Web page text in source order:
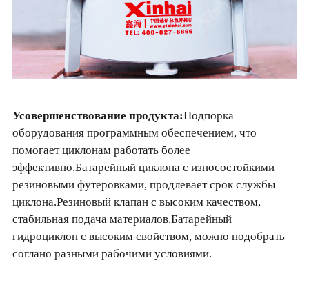
Усовершенствование продукта:Подпорка
оборудования программным обеспечением, что
помогает циклонам работать более
эффективно.Батарейный циклона с износостойкими
резиновыми футеровками, продлевает срок службы
циклона.Резиновый клапан с высоким качеством,
стабильная подача материалов.Батарейный
гидроциклон с высоким свойством, можно подобрать
соглано разными рабочими условиями.